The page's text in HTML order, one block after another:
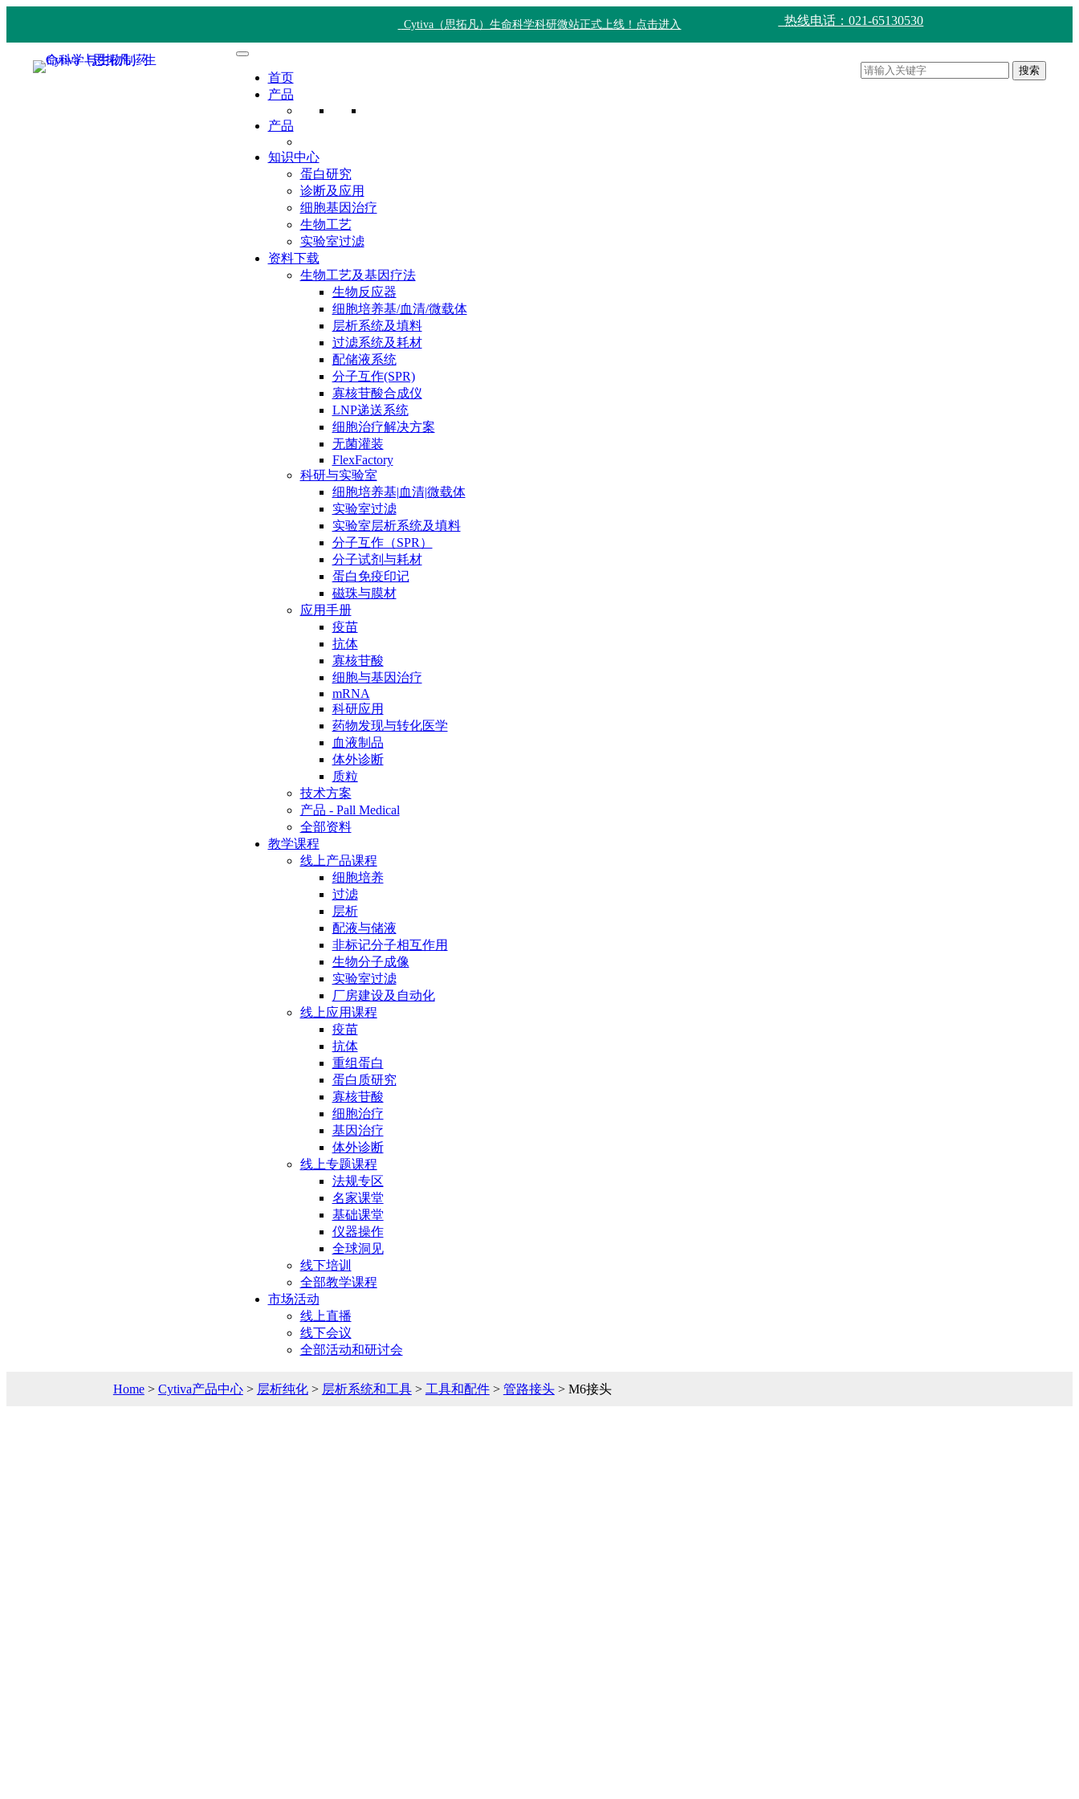
Cytiva（思拓凡）生命科学科研微站正式上线！点击进入 热线电话：021-65130530
首页
产品
产品
知识中心
蛋白研究
诊断及应用
细胞基因治疗
生物工艺
实验室过滤
资料下载
生物工艺及基因疗法
生物反应器
细胞培养基/血清/微载体
层析系统及填料
过滤系统及耗材
配储液系统
分子互作(SPR)
寡核苷酸合成仪
LNP递送系统
细胞治疗解决方案
无菌灌装
FlexFactory
科研与实验室
细胞培养基|血清|微载体
实验室过滤
实验室层析系统及填料
分子互作（SPR）
分子试剂与耗材
蛋白免疫印记
磁珠与膜材
应用手册
疫苗
抗体
寡核苷酸
细胞与基因治疗
mRNA
科研应用
药物发现与转化医学
血液制品
体外诊断
质粒
技术方案
产品 - Pall Medical
全部资料
教学课程
线上产品课程
细胞培养
过滤
层析
配液与储液
非标记分子相互作用
生物分子成像
实验室过滤
厂房建设及自动化
线上应用课程
疫苗
抗体
重组蛋白
蛋白质研究
寡核苷酸
细胞治疗
基因治疗
体外诊断
线上专题课程
法规专区
名家课堂
基础课堂
仪器操作
全球洞见
线下培训
全部教学课程
市场活动
线上直播
线下会议
全部活动和研讨会
Home> Cytiva产品中心> 层析纯化> 层析系统和工具> 工具和配件> 管路接头> M6接头